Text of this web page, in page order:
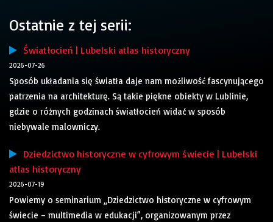
Ostatnie z tej serii:
Światłocień | Lubelski atlas historyczny
2026-07-26
Sposób układania się światła daje nam możliwość fascynującego
patrzenia na architekturę. Są takie piękne obiekty w Lublinie,
gdzie o różnych godzinach światłocień widać w sposób
niebywale malowniczy.
Dziedzictwo historyczne w cyfrowym świecie | Lubelski
atlas historyczny
2026-07-19
Powiemy o seminarium „Dziedzictwo historyczne w cyfrowym
świecie – multimedia w edukacji”, organizowanym przez